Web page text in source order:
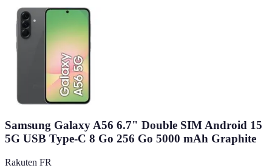
Samsung Galaxy A56 6.7" Double SIM Android 15
5G USB Type-C 8 Go 256 Go 5000 mAh Graphite
Rakuten FR